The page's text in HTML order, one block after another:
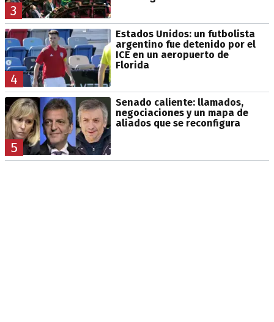
3
4
Estados Unidos: un futbolista
argentino fue detenido por el
ICE en un aeropuerto de
Florida
5
Senado caliente: llamados,
negociaciones y un mapa de
aliados que se reconfigura